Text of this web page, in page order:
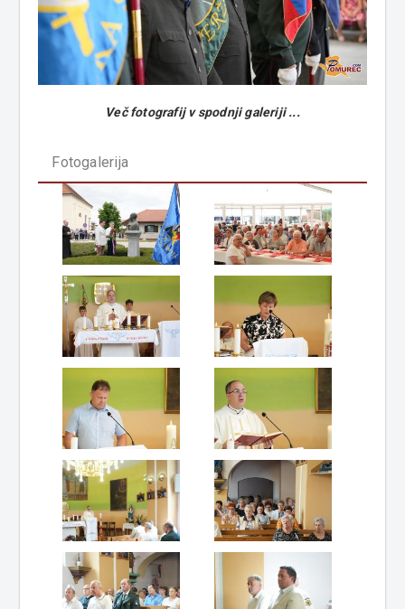
Več fotografij v spodnji galeriji ...
Fotogalerija